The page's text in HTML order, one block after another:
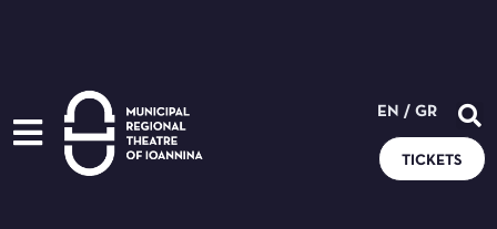
EN / GR
TICKETS